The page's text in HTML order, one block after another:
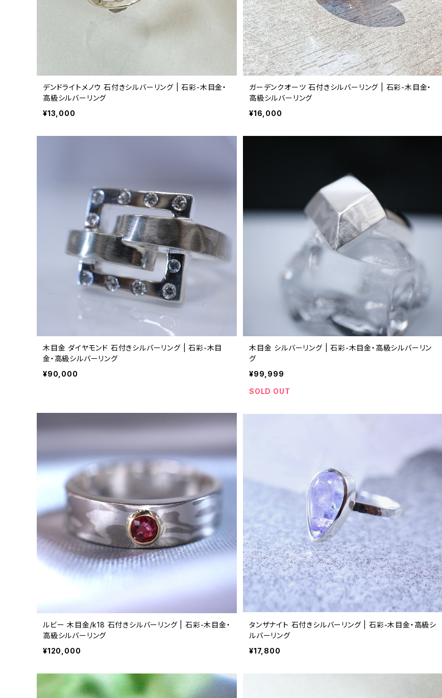
デンドライトメノウ 石付きシルバーリング | 石彩-木目金・
高級シルバーリング
¥13,000
ガーデンクオーツ 石付きシルバーリング | 石彩-木目金・
高級シルバーリング
¥16,000
木目金 ダイヤモンド 石付きシルバーリング | 石彩-木目
金・高級シルバーリング
¥90,000
木目金 シルバーリング | 石彩-木目金・高級シルバーリン
グ
¥99,999
SOLD OUT
ルビー 木目金/k18 石付きシルバーリング | 石彩-木目金・
高級シルバーリング
¥120,000
タンザナイト 石付きシルバーリング | 石彩-木目金・高級シ
ルバーリング
¥17,800